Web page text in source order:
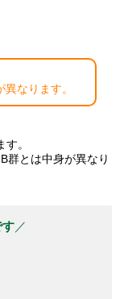
なります。
。
群とは中身が異なり